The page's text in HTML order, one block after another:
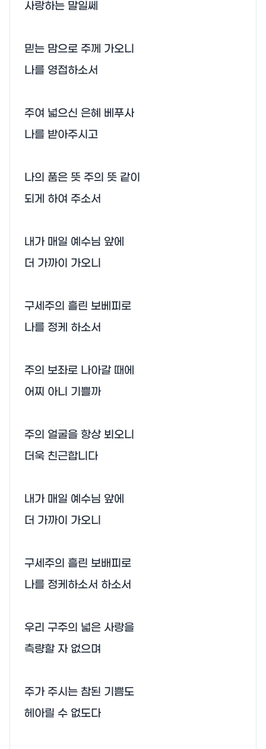
사랑하는 말일쎄
믿는 맘으로 주께 가오니
나를 영접하소서
주여 넓으신 은혜 베푸사
나를 받아주시고
나의 품은 뜻 주의 뜻 같이
되게 하여 주소서
내가 매일 예수님 앞에
더 가까이 가오니
구세주의 흘린 보베피로
나를 정케 하소서
주의 보좌로 나아갈 때에
어찌 아니 기쁠까
주의 얼굴을 항상 뵈오니
더욱 친근합니다
내가 매일 예수님 앞에
더 가까이 가오니
구세주의 흘린 보배피로
나를 정케하소서 하소서
우리 구주의 넓은 사랑을
측량할 자 없으며
주가 주시는 참된 기쁨도
헤아릴 수 없도다